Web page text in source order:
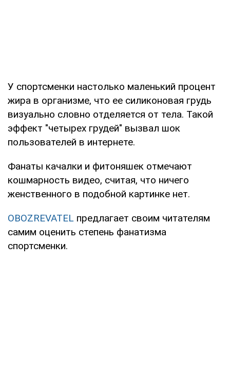
У спортсменки настолько маленький процент
жира в организме, что ее силиконовая грудь
визуально словно отделяется от тела. Такой
эффект "четырех грудей" вызвал шок
пользователей в интернете.
Фанаты качалки и фитоняшек отмечают
кошмарность видео, считая, что ничего
женственного в подобной картинке нет.
OBOZREVATEL предлагает своим читателям
самим оценить степень фанатизма
спортсменки.